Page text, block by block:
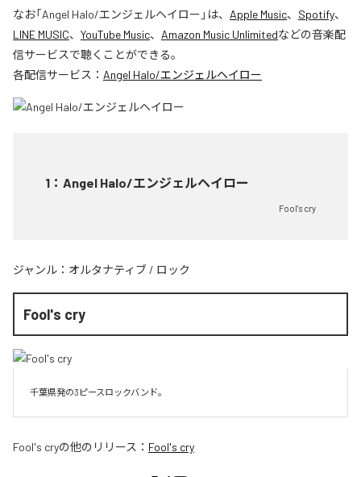
なお「Angel Halo/エンジェルヘイロー 」は、 Apple Music、 Spotify、
LINE MUSIC、 YouTube Music、 Amazon Music Unlimitedなどの音楽配
信サービスで聴くことができる。
各配信サービス： Angel Halo/エンジェルヘイロー
1 ： Angel Halo/エンジェルヘイロー
Fool's cry
ジャンル： オルタナティブ / ロック
Fool's cry
千葉県発の3ピースロックバンド。
Fool's cryの他のリリース： Fool's cry